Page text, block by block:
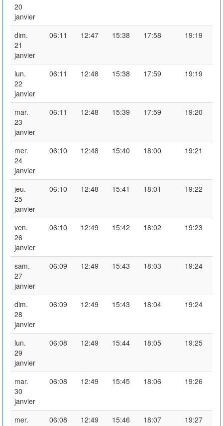
20
janvier
dim.
21
janvier
06:11 12:47 15:38 17:58 19:19
lun.
22
janvier
06:11 12:48 15:38 17:59 19:19
mar.
23
janvier
06:11 12:48 15:39 17:59 19:20
mer.
24
janvier
06:10 12:48 15:40 18:00 19:21
jeu.
25
janvier
06:10 12:48 15:41 18:01 19:22
ven.
26
janvier
06:10 12:49 15:42 18:02 19:23
sam.
27
janvier
06:09 12:49 15:43 18:03 19:24
dim.
28
janvier
06:09 12:49 15:43 18:04 19:24
lun.
29
janvier
06:08 12:49 15:44 18:05 19:25
mar.
30
janvier
06:08 12:49 15:45 18:06 19:26
mer.
06:08 12:49 15:46 18:07 19:27